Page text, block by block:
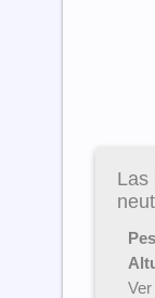
Las
Ver